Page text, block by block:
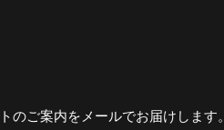
のご案内をメールでお届けします。